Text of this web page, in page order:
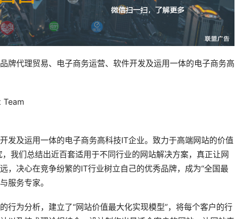
牌代理贸易、电子商务运营、软件开发及运用一体的电子商务高
发及运用一体的电子商务高科技IT企业。致力于高端网站的价值
我们总结出近百套适用于不同行业的网站解决方案，真正让网
，决心在竞争纷繁的IT行业树立自己的优秀品牌，成为“全国最
服务专家。
行为分析，建立了“网站价值最大化实现模型”，将每个客户的行